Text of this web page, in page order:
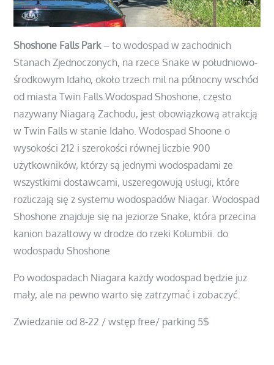
Shoshone Falls Park– to wodospad w zachodnich
Stanach Zjednoczonych, na rzece Snake w południowo-
środkowym Idaho, około trzech mil na północny wschód
od miasta Twin Falls.Wodospad Shoshone, często
nazywany Niagarą Zachodu, jest obowiązkową atrakcją
w Twin Falls w stanie Idaho. Wodospad Shoone o
wysokości 212 i szerokości równej liczbie 900
użytkowników, którzy są jednymi wodospadami ze
wszystkimi dostawcami, uszeregowują usługi, które
rozliczają się z systemu wodospadów Niagar. Wodospad
Shoshone znajduje się na jeziorze Snake, która przecina
kanion bazaltowy w drodze do rzeki Kolumbii. do
wodospadu Shoshone
Po wodospadach Niagara każdy wodospad będzie juz
mały, ale na pewno warto się zatrzymać i zobaczyć.
Zwiedzanie od 8-22 / wstęp free/ parking 5$